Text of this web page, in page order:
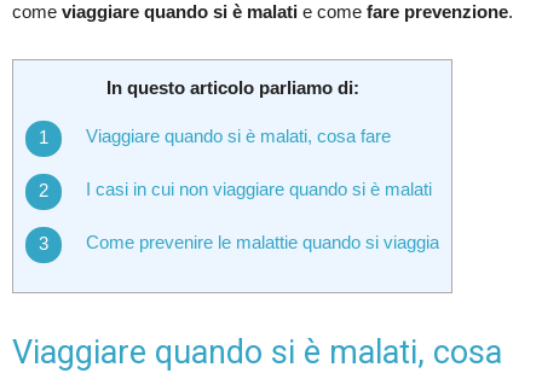
come viaggiare quando si è malati e come fare prevenzione.
In questo articolo parliamo di:
Viaggiare quando si è malati, cosa fare
I casi in cui non viaggiare quando si è malati
Come prevenire le malattie quando si viaggia
Viaggiare quando si è malati, cosa